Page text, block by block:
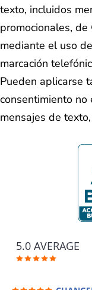
texto, incluidos
promocionales, de
mediante el uso
marcación
Pueden aplicarse
consentimiento no
mensajes de
5.0 AVERAGE